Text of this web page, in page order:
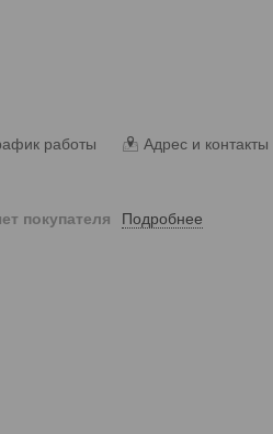
работы Адрес и контакты
покупателя Подробнее